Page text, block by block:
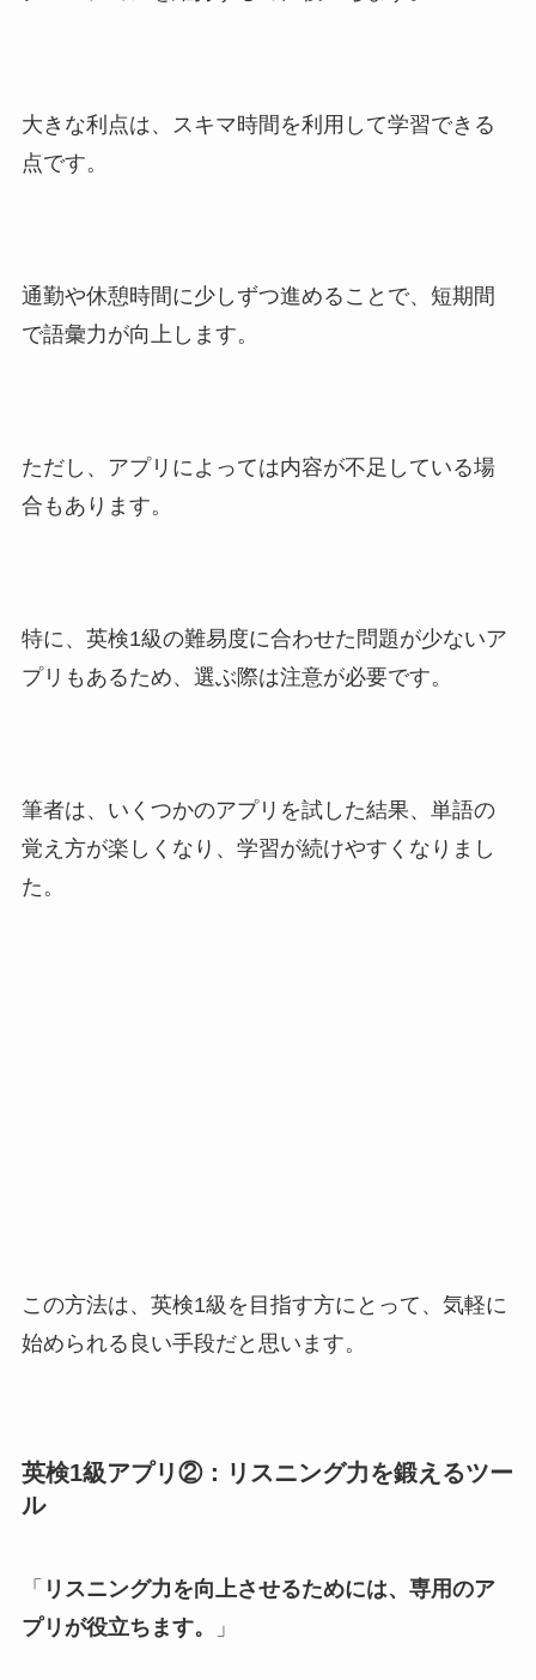
大きな利点は、スキマ時間を利用して学習できる
点です。
通勤や休憩時間に少しずつ進めることで、短期間
で語彙力が向上します。
ただし、アプリによっては内容が不足している場
合もあります。
特に、英検1級の難易度に合わせた問題が少ないア
プリもあるため、選ぶ際は注意が必要です。
筆者は、いくつかのアプリを試した結果、単語の
覚え方が楽しくなり、学習が続けやすくなりまし
た。
この方法は、英検1級を目指す方にとって、気軽に
始められる良い手段だと思います。
英検1級アプリ②：リスニング力を鍛えるツー
ル
「 リスニング力を向上させるためには、専用のア
プリが役立ちます。
」